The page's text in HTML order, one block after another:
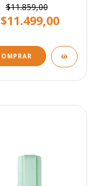
$11.859,00
$11.499,00